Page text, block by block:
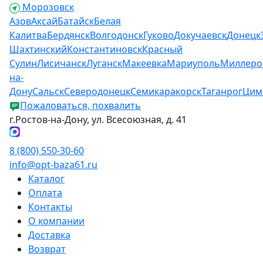
Морозовск
АзовАксайБатайскБелая
КалитваБердянскВолгодонскГуковоДокучаевскДонецк
ШахтинскийКонстантиновскКрасный
СулинЛисичанскЛуганскМакеевкаМариуполь
на-
ДонуСальскСеверодонецкСемикаракорскТаганрог
Пожаловаться, похвалить
г.Ростов-на-Дону, ул. Всесоюзная, д. 41
8 (800) 550-30-60
info@opt-baza61.ru
Каталог
Оплата
Контакты
О компании
Доставка
Возврат